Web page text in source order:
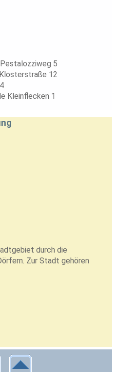
5
12
Kleinflecken 1
durch die
Zur Stadt gehören